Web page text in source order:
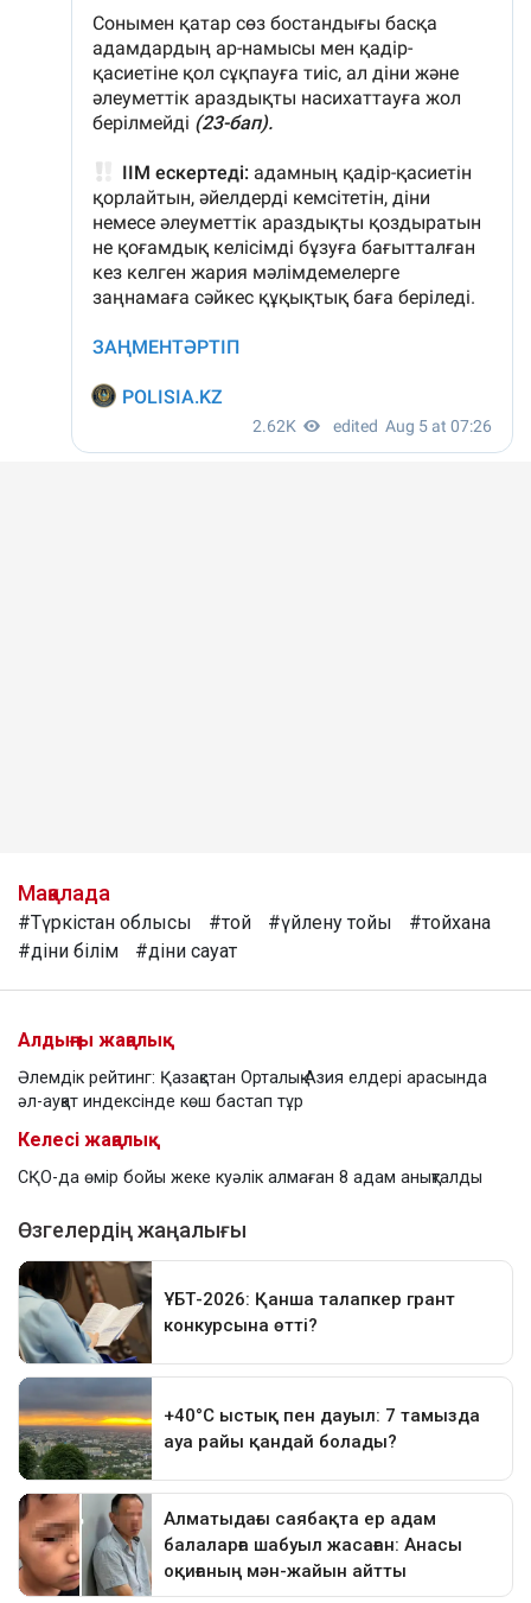
Мақалада
#Түркістан облысы #той #үйлену тойы
#тойхана
#діни білім
#діни сауат
Алдыңғы жаңалық
Әлемдік рейтинг: Қазақстан Орталық Азия елдері арасында
әл-ауқат индексінде көш бастап тұр
Келесі жаңалық
СҚО-да өмір бойы жеке куәлік алмаған 8 адам анықталды